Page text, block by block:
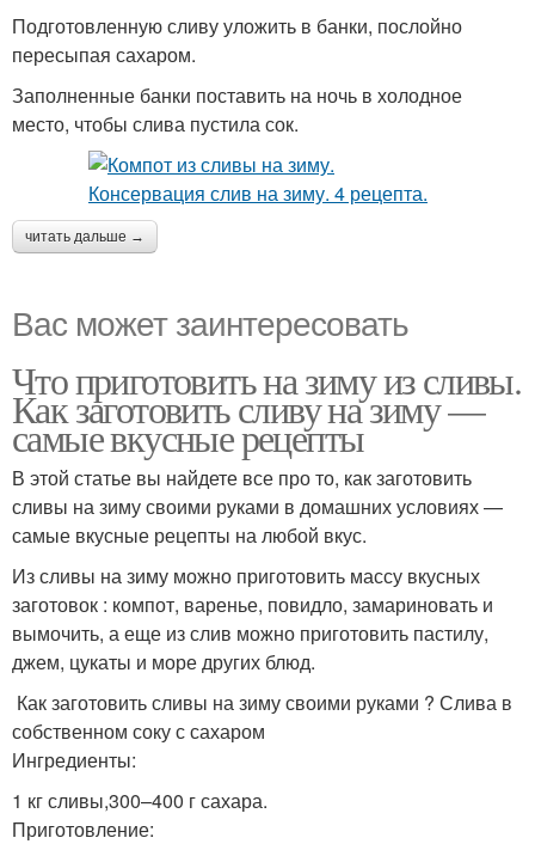
Подготовленную сливу уложить в банки, послойно
пересыпая сахаром.
Заполненные банки поставить на ночь в холодное
место, чтобы слива пустила сок.
читать дальше →
Вас может заинтересовать
Что приготовить на зиму из сливы.
Как заготовить сливу на зиму —
самые вкусные рецепты
В этой статье вы найдете все про то, как заготовить
сливы на зиму своими руками в домашних условиях —
самые вкусные рецепты на любой вкус.
Из сливы на зиму можно приготовить массу вкусных
заготовок : компот, варенье, повидло, замариновать и
вымочить, а еще из слив можно приготовить пастилу,
джем, цукаты и море других блюд.
Как заготовить сливы на зиму своими руками ? Слива в
собственном соку с сахаром
Ингредиенты:
1 кг сливы,300–400 г сахара.
Приготовление: